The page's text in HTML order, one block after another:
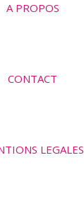
A PROPOS
CONTACT
LEGALES